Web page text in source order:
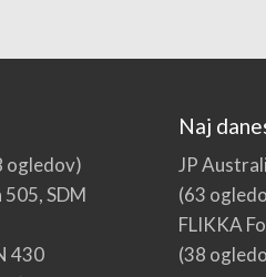
ogledov)
SDM
430
Naj
JP
(63
FLIKKA
(38